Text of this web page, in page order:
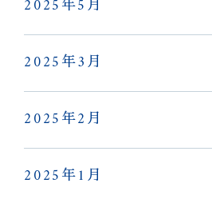
2025年5月
2025年3月
2025年2月
2025年1月